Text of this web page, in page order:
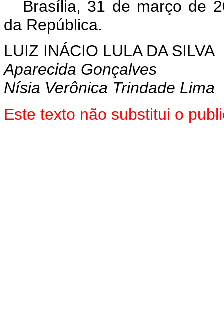
Brasília, 31 de março de
da República.
LUIZ INÁCIO LULA DA SILVA
Aparecida Gonçalves
Nísia Verônica Trindade Lima
Este texto não substitui o